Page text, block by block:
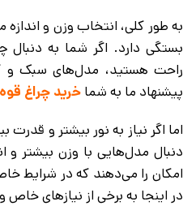
به طور کلی، انتخاب وزن و
بستگی دارد. اگر شما به دنبال
راحت هستید، مدل‌های سبک و
پیشنهاد ما به شما خرید چراغ
اما اگر نیاز به نور بیشتر و قدرت
دنبال مدل‌هایی با وزن بیشتر و
امکان را می‌دهند که در شرایط
در اینجا به برخی از نیازهای خاص